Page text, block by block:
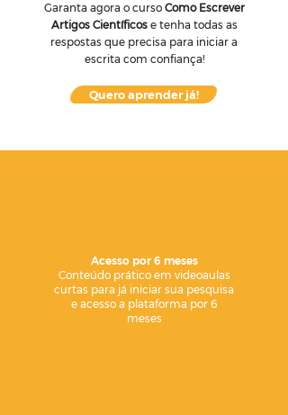
Garanta agora o curso Como Escrever
Artigos Científicose tenha todas as
respostas que precisa para iniciar a
escrita com confiança!
Quero aprender já!
Acesso por 6 meses
Conteúdo prático em videoaulas
curtas para já iniciar sua pesquisa
e acesso a plataforma por 6
meses